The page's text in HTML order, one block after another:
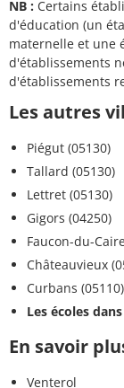
NB : Certains
d'éducation (un
maternelle et une
d'établissements
d'établissements
Les autres
Piégut (05130)
Tallard (05130)
Lettret (05130)
Gigors (04250)
Faucon-du-
Châteauvieux
Curbans (05110)
Les écoles
En savoir
Venterol